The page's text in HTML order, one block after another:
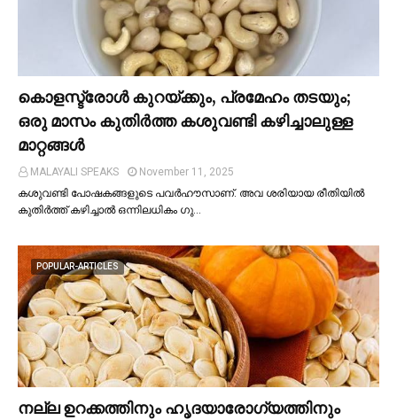
കൊളസ്ട്രോള്‍ കുറയ്ക്കും, പ്രമേഹം തടയും;
ഒരു മാസം കുതിര്‍ത്ത കശുവണ്ടി കഴിച്ചാലുള്ള
മാറ്റങ്ങള്‍
MALAYALI SPEAKS
November 11, 2025
കശുവണ്ടി പോഷകങ്ങളുടെ പവർഹൗസാണ്. അവ ശരിയായ രീതിയില്‍
കുതിർത്ത് കഴിച്ചാല്‍ ഒന്നിലധികം ഗു…
POPULAR-ARTICLES
നല്ല ഉറക്കത്തിനും ഹൃദയാരോഗ്യത്തിനും